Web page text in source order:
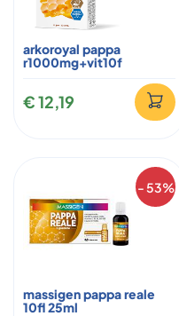
arkoroyal pappa
r1000mg+vit10f
€ 12,19
- 53%
massigen pappa reale
10fl 25ml